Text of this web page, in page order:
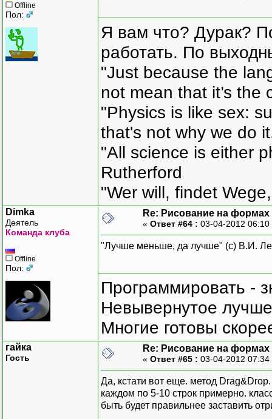
Offline
Пол:
Я вам что? Дурак?
работать. По
"Just because the
not mean that it’s the
"Physics is like sex:
that's not why we do
"All science is either
Rutherford
"Wer will, findet
Dimka
Деятель
Команда клуба
Offline
Пол:
Re: Рисование на формах
« Ответ #64 : 03-04-2012
"Лучше меньше, да лучше" (с) В.И.
Программировать -
Невывернутое
Многие готовы
гайка
Гость
Re: Рисование на формах
« Ответ #65 : 03-04-2012
Да, кстати вот еще. метод
каждом по 5-10 строк примерно.
быть будет правильнее заставить